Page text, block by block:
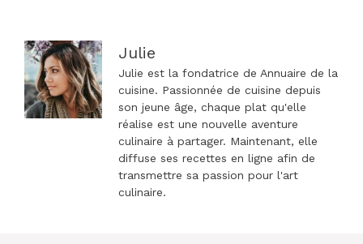
Julie
Julie est la fondatrice de Annuaire de la
cuisine. Passionnée de cuisine depuis
son jeune âge, chaque plat qu'elle
réalise est une nouvelle aventure
culinaire à partager. Maintenant, elle
diffuse ses recettes en ligne afin de
transmettre sa passion pour l'art
culinaire.